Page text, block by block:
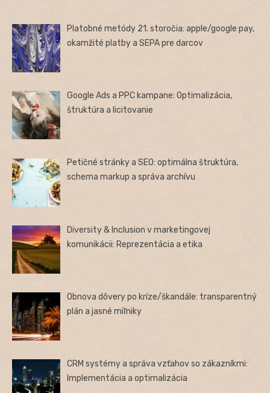
Platobné metódy 21. storočia: apple/google pay,
okamžité platby a SEPA pre darcov
Google Ads a PPC kampane: Optimalizácia,
štruktúra a licitovanie
Petičné stránky a SEO: optimálna štruktúra,
schema markup a správa archívu
Diversity & Inclusion v marketingovej
komunikácii: Reprezentácia a etika
Obnova dôvery po kríze/škandále: transparentný
plán a jasné míľniky
CRM systémy a správa vzťahov so zákazníkmi:
Implementácia a optimalizácia